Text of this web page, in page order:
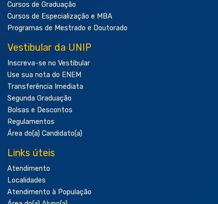
Cursos de Graduação
Cursos de Especialização e MBA
Programas de Mestrado e Doutorado
Vestibular da UNIP
Inscreva-se no Vestibular
Use sua nota do ENEM
Transferência Imediata
Segunda Graduação
Bolsas e Descontos
Regulamentos
Área do(a) Candidato(a)
Links úteis
Atendimento
Localidades
Atendimento à População